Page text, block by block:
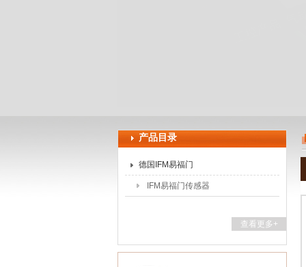
产品目录
德国IFM易福门
IFM易福门传感器
查看更多+